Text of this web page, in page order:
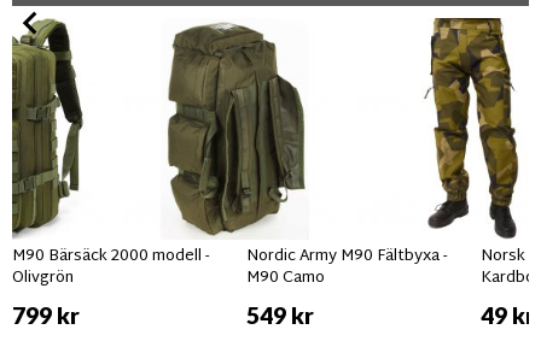
M90 Bärsäck 2000 modell -
Olivgrön
799 kr
Nordic Army M90 Fältbyxa -
M90 Camo
549 kr
Norsk
49 kr